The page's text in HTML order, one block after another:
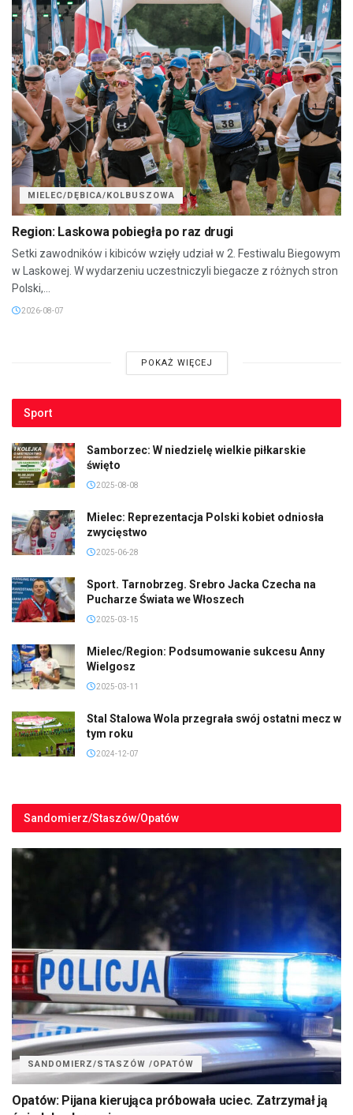
MIELEC/DĘBICA/KOLBUSZOWA
Region: Laskowa pobiegła po raz drugi
Setki zawodników i kibiców wzięły udział w 2. Festiwalu Biegowym
w Laskowej. W wydarzeniu uczestniczyli biegacze z różnych stron
Polski,...
2026-08-07
POKAŻ WIĘCEJ
Sport
Samborzec: W niedzielę wielkie piłkarskie
święto
2025-08-08
Mielec: Reprezentacja Polski kobiet odniosła
zwycięstwo
2025-06-28
Sport. Tarnobrzeg. Srebro Jacka Czecha na
Pucharze Świata we Włoszech
2025-03-15
Mielec/Region: Podsumowanie sukcesu Anny
Wielgosz
2025-03-11
Stal Stalowa Wola przegrała swój ostatni mecz w
tym roku
2024-12-07
Sandomierz/Staszów/Opatów
SANDOMIERZ/STASZÓW /OPATÓW
Opatów: Pijana kierująca próbowała uciec. Zatrzymał ją